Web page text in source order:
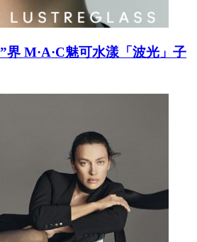
界 M·A·C魅可水漾「波光」子